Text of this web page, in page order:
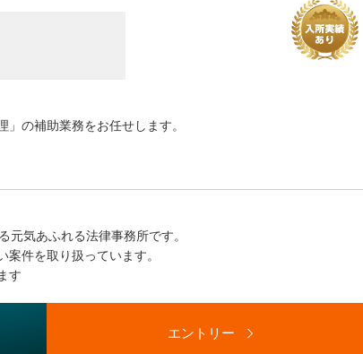
の補助業務をお任せします。
助など）
の各種調整・連絡業務
元気あふれる法律事務所です。
案件を取り扱っています。
す
エントリー